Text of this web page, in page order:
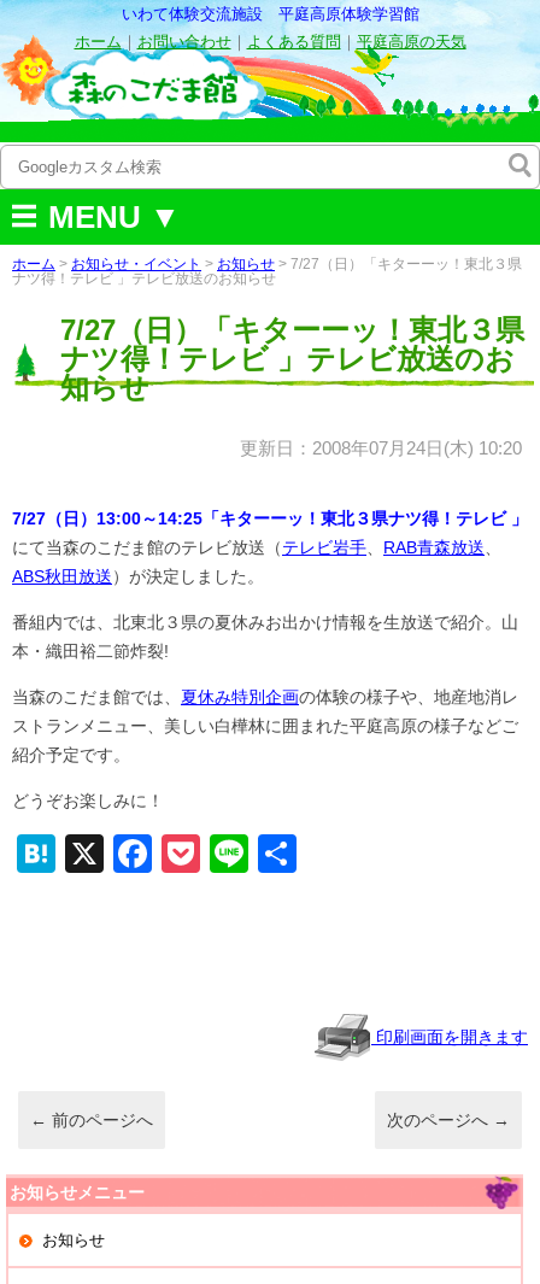
いわて体験交流施設 平庭高原体験学習館
ホーム｜ お問い合わせ｜ よくある質問 ｜ 平庭高原の天気
MENU ▼
ホーム > お知らせ・イベント > お知らせ > 7/27（日）「キターーッ！東北３県
ナツ得！テレビ 」テレビ放送のお知らせ
7/27（日）「キターーッ！東北３県
ナツ得！テレビ 」テレビ放送のお
知らせ
更新日：2008年07月24日(木) 10:20
7/27（日）13:00～14:25「キターーッ！東北３県ナツ得！テレビ 」
にて当森のこだま館のテレビ放送（テレビ岩手 RAB青森放送
ABS秋田放送）が決定しました。
番組内では、北東北３県の夏休みお出かけ情報を生放送で紹介。山
本・織田裕二節炸裂!
当森のこだま館では、 夏休み特別企画の体験の様子や、地産地消レ
ストランメニュー、美しい白樺林に囲まれた平庭高原の様子などご
紹介予定です。
どうぞお楽しみに！
H
X
F
k
P
Li
印刷画面を開きます
← 前のページへ 次のページへ →
お知らせメニュー
お知らせ